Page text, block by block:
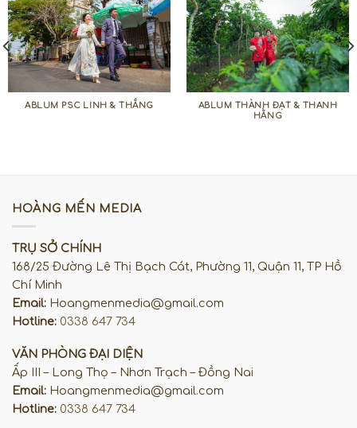
ABLUM PSC LINH & THẮNG
ABLUM THÀNH ĐẠT & THANH
HẰNG
HOÀNG MẾN MEDIA
TRỤ SỞ CHÍNH
168/25 Đường Lê Thị Bạch Cát, Phường 11, Quận 11, TP Hồ
Chí Minh
Email: Hoangmenmedia@gmail.com
Hotline: 0338 647 734
VĂN PHÒNG ĐẠI DIỆN
Ấp III – Long Thọ – Nhơn Trạch – Đồng Nai
Email: Hoangmenmedia@gmail.com
Hotline: 0338 647 734